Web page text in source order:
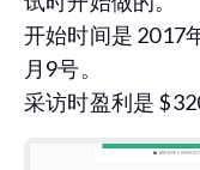
开始时间是 2017
月9号。
采访时盈利是